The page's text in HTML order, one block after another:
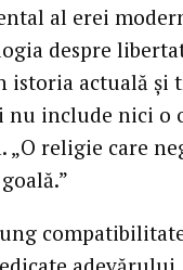
al erei
despre
istoria actuală şi
nu include nici o
religie care